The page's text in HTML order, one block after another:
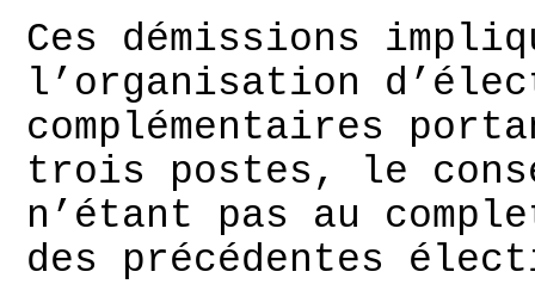
Ces démissions
l’organisation
complémentaires
trois postes, le
n’étant pas au
des précédentes